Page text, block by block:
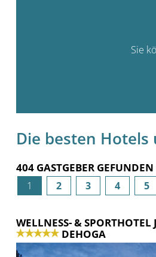
Sie
Die besten
404 GASTGEBER
1 2 3 4 5
WELLNESS- & SPORTHOTEL
DEHOGA